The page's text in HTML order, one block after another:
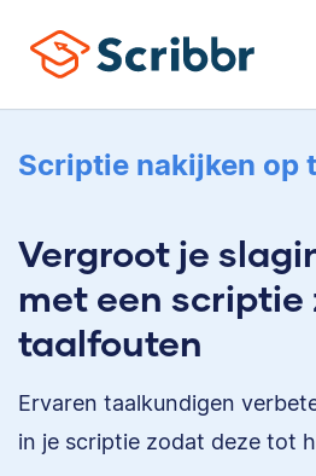
Scriptie nakijken op
Vergroot je
met een scriptie
taalfouten
Ervaren taalkundigen
in je scriptie zodat deze tot